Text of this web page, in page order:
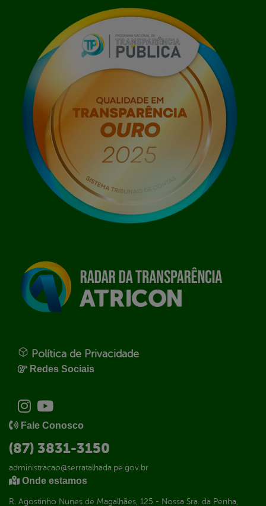
Política de Privacidade
Redes Sociais
Fale Conosco
(87) 3831-3150
administracao@serratalhada.pe.gov.br
Onde estamos
R. Agostinho Nunes de Magalhães, 125 - Nossa Sra. da Penha,